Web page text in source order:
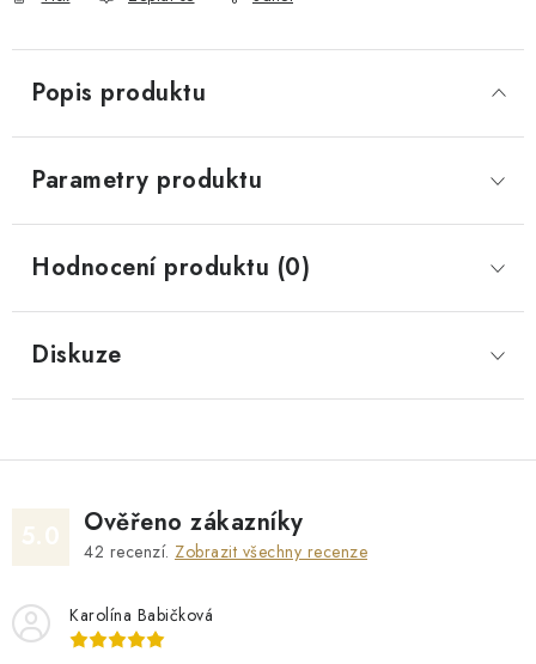
Popis produktu
Parametry produktu
Hodnocení produktu (0)
Diskuze
Ověřeno zákazníky
42 recenzí. Zobrazit všechny recenze
Karolína Babičková